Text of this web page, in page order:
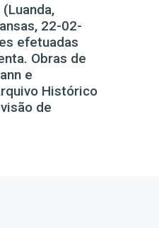
22-02-
efetuadas
Obras de
e
Histórico
de